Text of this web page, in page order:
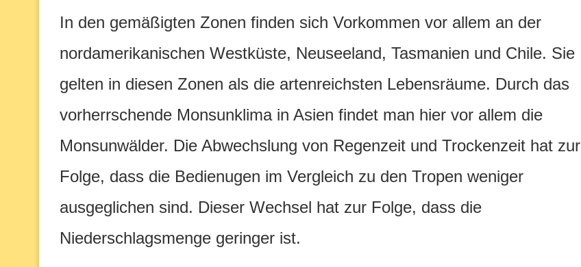
In den gemäßigten Zonen finden sich Vorkommen vor allem an der
nordamerikanischen Westküste, Neuseeland, Tasmanien und Chile. Sie
gelten in diesen Zonen als die artenreichsten Lebensräume. Durch das
vorherrschende Monsunklima in Asien findet man hier vor allem die
Monsunwälder. Die Abwechslung von Regenzeit und Trockenzeit hat zur
Folge, dass die Bedienugen im Vergleich zu den Tropen weniger
ausgeglichen sind. Dieser Wechsel hat zur Folge, dass die
Niederschlagsmenge geringer ist.